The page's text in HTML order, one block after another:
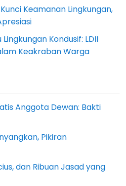
Keamanan Lingkungan,
Kondusif: LDII
Keakraban Warga
Anggota Dewan: Bakti
Pikiran
dan Ribuan Jasad yang